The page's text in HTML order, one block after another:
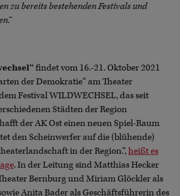
zu bereits bestehenden Festivals und
findet vom 16.-21. Oktober 2021
der Demokratie“ am Theater
Festival WILDWECHSEL, das seit
Städten der Region
der AK Ost einen neuen Spiel-Raum
den Scheinwerfer auf die (blühende)
in der Region.“,heißt es
. In der Leitung sind Matthias Hecker
Bernburg und Miriam Glöckler als
Anita Bader als Geschäftsführerin des